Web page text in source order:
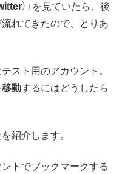
）」を見ていたら、後
れてきたので、とりあ
スト用のアカウント。
移動するにはどうしたら
紹介します。
トでブックマークする